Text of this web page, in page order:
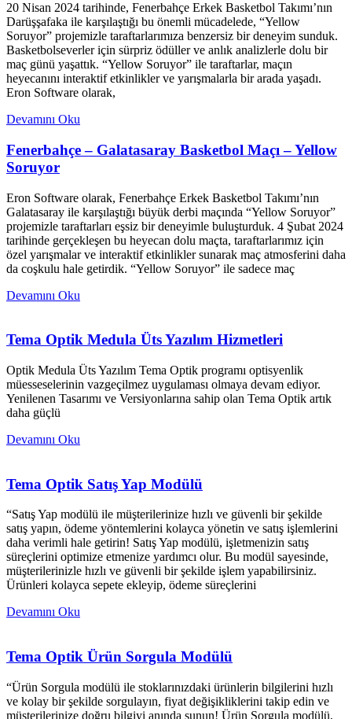
20 Nisan 2024 tarihinde, Fenerbahçe Erkek Basketbol Takımı’nın
Darüşşafaka ile karşılaştığı bu önemli mücadelede, “Yellow
Soruyor” projemizle taraftarlarımıza benzersiz bir deneyim sunduk.
Basketbolseverler için sürpriz ödüller ve anlık analizlerle dolu bir
maç günü yaşattık. “Yellow Soruyor” ile taraftarlar, maçın
heyecanını interaktif etkinlikler ve yarışmalarla bir arada yaşadı.
Eron Software olarak,
Devamını Oku
Fenerbahçe – Galatasaray Basketbol Maçı – Yellow
Soruyor
Eron Software olarak, Fenerbahçe Erkek Basketbol Takımı’nın
Galatasaray ile karşılaştığı büyük derbi maçında “Yellow Soruyor”
projemizle taraftarları eşsiz bir deneyimle buluşturduk. 4 Şubat 2024
tarihinde gerçekleşen bu heyecan dolu maçta, taraftarlarımız için
özel yarışmalar ve interaktif etkinlikler sunarak maç atmosferini daha
da coşkulu hale getirdik. “Yellow Soruyor” ile sadece maç
Devamını Oku
Tema Optik Medula Üts Yazılım Hizmetleri
Optik Medula Üts Yazılım Tema Optik programı optisyenlik
müesseselerinin vazgeçilmez uygulaması olmaya devam ediyor.
Yenilenen Tasarımı ve Versiyonlarına sahip olan Tema Optik artık
daha güçlü
Devamını Oku
Tema Optik Satış Yap Modülü
“Satış Yap modülü ile müşterilerinize hızlı ve güvenli bir şekilde
satış yapın, ödeme yöntemlerini kolayca yönetin ve satış işlemlerini
daha verimli hale getirin! Satış Yap modülü, işletmenizin satış
süreçlerini optimize etmenize yardımcı olur. Bu modül sayesinde,
müşterilerinizle hızlı ve güvenli bir şekilde işlem yapabilirsiniz.
Ürünleri kolayca sepete ekleyip, ödeme süreçlerini
Devamını Oku
Tema Optik Ürün Sorgula Modülü
“Ürün Sorgula modülü ile stoklarınızdaki ürünlerin bilgilerini hızlı
ve kolay bir şekilde sorgulayın, fiyat değişikliklerini takip edin ve
müşterilerinize doğru bilgiyi anında sunun! Ürün Sorgula modülü,